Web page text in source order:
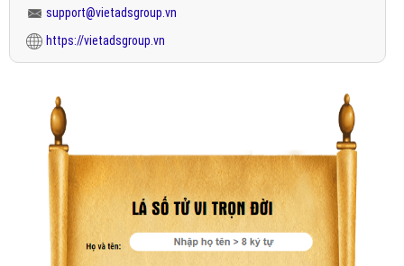
support@vietadsgroup.vn
https://vietadsgroup.vn